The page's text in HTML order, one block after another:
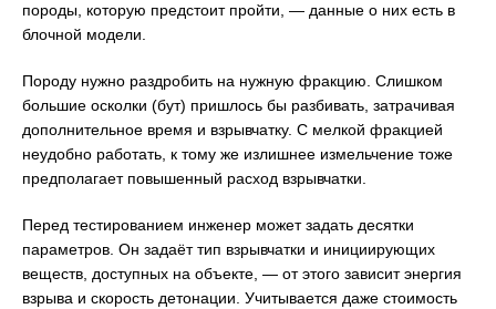
породы, которую предстоит пройти, — данные о них есть в
блочной модели.
Породу нужно раздробить на нужную фракцию. Слишком
большие осколки (бут) пришлось бы разбивать, затрачивая
дополнительное время и взрывчатку. С мелкой фракцией
неудобно работать, к тому же излишнее измельчение тоже
предполагает повышенный расход взрывчатки.
Перед тестированием инженер может задать десятки
параметров. Он задаёт тип взрывчатки и инициирующих
веществ, доступных на объекте, — от этого зависит энергия
взрыва и скорость детонации. Учитывается даже стоимость